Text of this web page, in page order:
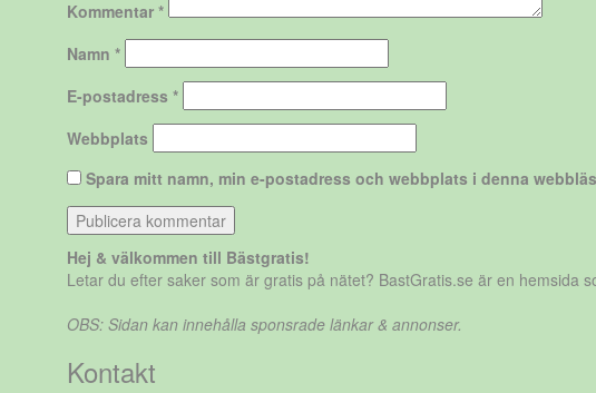
Kommentar *
Namn *
E-postadress *
Webbplats
Spara mitt namn, min e-postadress och webbplats i denna
Hej & välkommen till Bästgratis!
Letar du efter saker som är gratis på nätet? BastGratis.se är en hemsida
OBS: Sidan kan innehålla sponsrade länkar & annonser.
Kontakt